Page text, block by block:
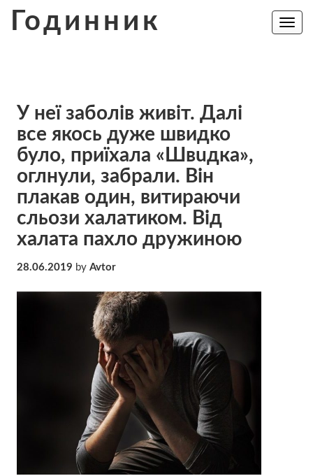
Годинник
Toggle
У неї заболів живіт. Далі
все якось дуже швидко
було, приїхала «Швuдка»,
оглнули, забрали. Він
плакав один, витираючи
сльози халатиком. Від
халата пахло дружиною
28.06.2019 by Avtor